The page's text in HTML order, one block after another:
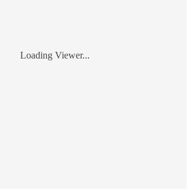
Loading Viewer...